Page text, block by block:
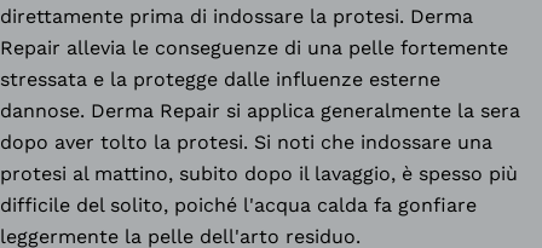
direttamente prima di indossare la protesi. Derma
Repair allevia le conseguenze di una pelle fortemente
stressata e la protegge dalle influenze esterne
dannose. Derma Repair si applica generalmente la sera
dopo aver tolto la protesi. Si noti che indossare una
protesi al mattino, subito dopo il lavaggio, è spesso più
difficile del solito, poiché l'acqua calda fa gonfiare
leggermente la pelle dell'arto residuo.